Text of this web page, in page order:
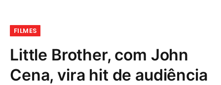
FILMES
Little Brother, com John
Cena, vira hit de audiência